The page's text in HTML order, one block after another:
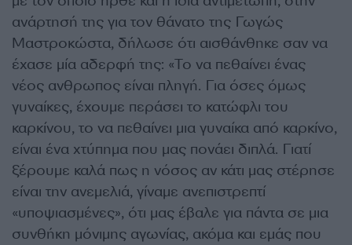
ανάρτησή της για τον θάνατο της Γωγώς
Μαστροκώστα, δήλωσε ότι αισθάνθηκε σαν να
έχασε μία αδερφή της: «Το να πεθαίνει ένας
νέος ανθρωπος είναι πληγή. Για όσες όμως
γυναίκες, έχουμε περάσει το κατώφλι του
καρκίνου, το να πεθαίνει μια γυναίκα από καρκίνο,
είναι ένα χτύπημα που μας πονάει διπλά. Γιατί
ξέρουμε καλά πως η νόσος αν κάτι μας στέρησε
είναι την ανεμελιά, γίναμε ανεπιστρεπτί
«υποψιασμένες», ότι μας έβαλε για πάντα σε μια
συνθήκη μόνιμης αγωνίας, ακόμα και εμάς που